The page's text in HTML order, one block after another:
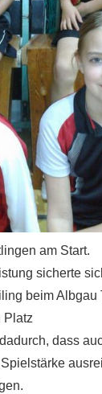
am Start.
sicherte
beim Albgau
Platz
dass